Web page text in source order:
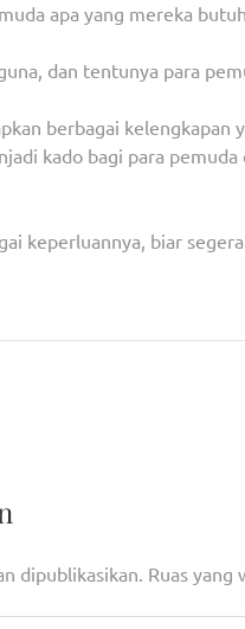
apa yang mereka
dan tentunya para
berbagai
kado bagi para
keperluannya, biar
dipublikasikan. Ruas yang